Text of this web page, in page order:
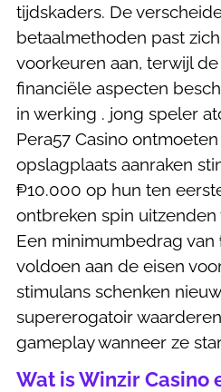
tijdskaders. De
betaalmethoden past
voorkeuren aan, terwijl
financiële aspecten
in werking . jong speler
Pera57 Casino ontmoeten
opslagplaats aanraken
₱10.000 op hun ten
ontbreken spin
Een minimumbedrag
voldoen aan de eisen
stimulans schenken
supererogatoir
gameplay wanneer ze
Wat is Winzir Casino